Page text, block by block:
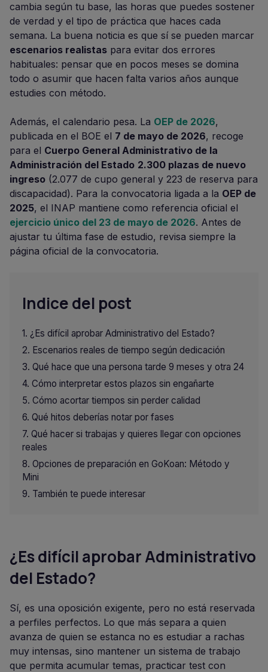
cambia según tu base, las horas que puedes sostener
de verdad y el tipo de práctica que haces cada
semana. La buena noticia es que sí se pueden marcar
escenarios realistas para evitar dos errores
habituales: pensar que en pocos meses se domina
todo o asumir que hacen falta varios años aunque
estudies con método.
Además, el calendario pesa. La OEP de 2026,
publicada en el BOE el 7 de mayo de 2026, recoge
para el Cuerpo General Administrativo de la
Administración del Estado 2.300 plazas de nuevo
ingreso (2.077 de cupo general y 223 de reserva para
discapacidad). Para la convocatoria ligada a la OEP de
2025, el INAP mantiene como referencia oficial el
ejercicio único del 23 de mayo de 2026. Antes de
ajustar tu última fase de estudio, revisa siempre la
página oficial de la convocatoria.
Indice del post
¿Es difícil aprobar Administrativo del Estado?
Escenarios reales de tiempo según dedicación
Qué hace que una persona tarde 9 meses y otra 24
Cómo interpretar estos plazos sin engañarte
Cómo acortar tiempos sin perder calidad
Qué hitos deberías notar por fases
Qué hacer si trabajas y quieres llegar con opciones
reales
Opciones de preparación en GoKoan: Método y
Mini
También te puede interesar
¿Es difícil aprobar Administrativo
del Estado?
Sí, es una oposición exigente, pero no está reservada
a perfiles perfectos. Lo que más separa a quien
avanza de quien se estanca no es estudiar a rachas
muy intensas, sino mantener un sistema de trabajo
que permita acumular temas, practicar test con